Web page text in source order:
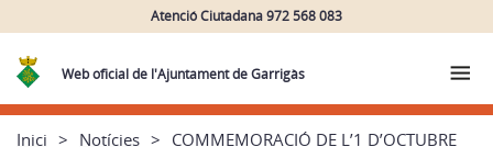
Atenció Ciutadana 972 568 083
Web oficial de l'Ajuntament de Garrigàs
Inici Notícies COMMEMORACIÓ DE L’1 D’OCTUBRE